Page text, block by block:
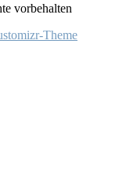
vorbehalten
Theme